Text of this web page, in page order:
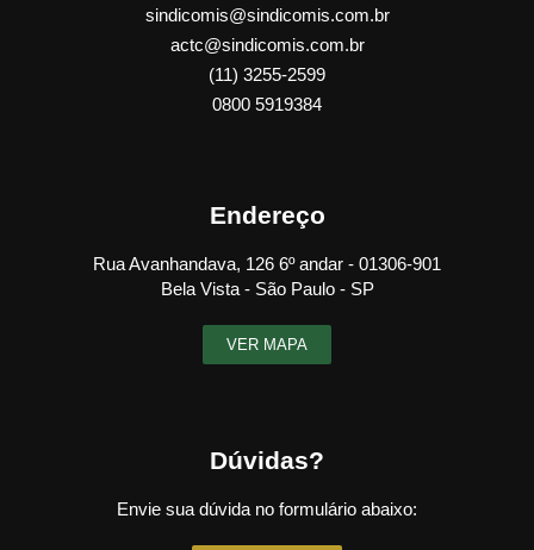
sindicomis@sindicomis.com.br
actc@sindicomis.com.br
(11) 3255-2599
0800 5919384
Endereço
Rua Avanhandava, 126 6º andar - 01306-901
Bela Vista - São Paulo - SP
VER MAPA
Dúvidas?
Envie sua dúvida no formulário abaixo: